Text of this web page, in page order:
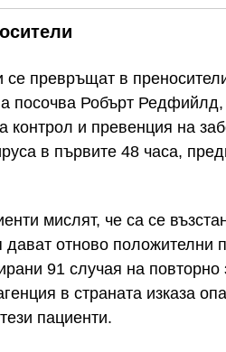
се превръщат в
посочва Робърт
контрол и превенция на
в първите 48 часа,
мислят, че са се
дават отново положителни
91 случая на повторно
в страната изказа
пациенти.